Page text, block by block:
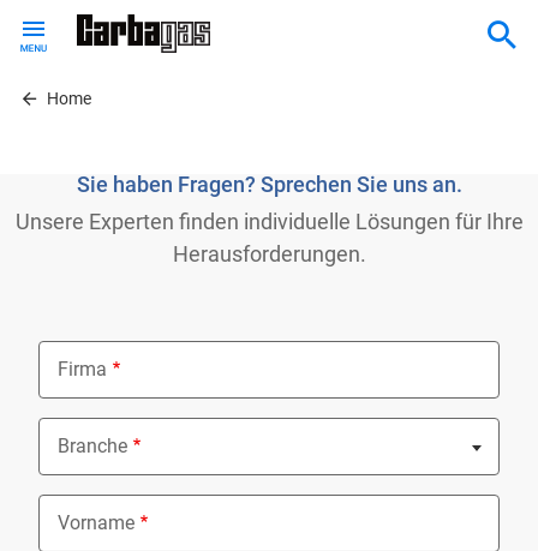
contentHome
Sie haben Fragen? Sprechen Sie uns an.
Unsere Experten finden individuelle Lösungen für Ihre
Herausforderungen.
Firma
Branche
Nothing selected
Vorname